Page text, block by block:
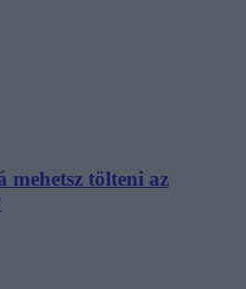
mehetsz tölteni az